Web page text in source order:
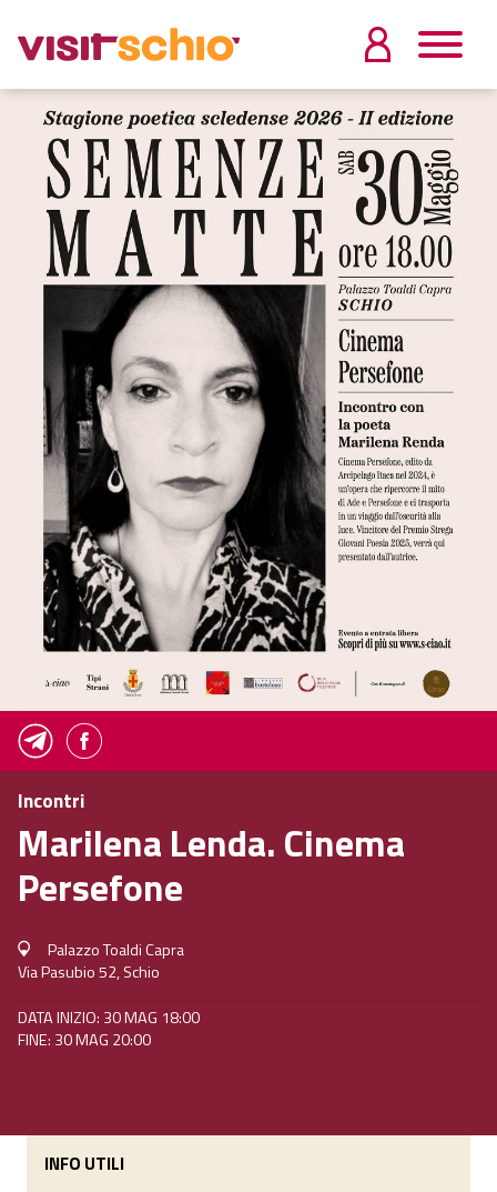
Incontri
Marilena Lenda. Cinema
Persefone
Palazzo Toaldi Capra
Via Pasubio 52, Schio
DATA INIZIO: 30 MAG 18:00
FINE: 30 MAG 20:00
INFO UTILI